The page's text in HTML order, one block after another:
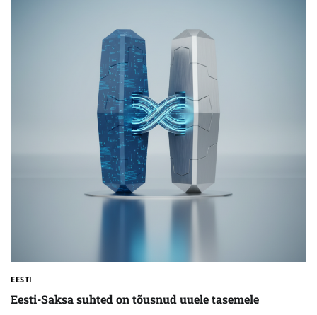
EESTI
Eesti-Saksa suhted on tõusnud uuele tasemele